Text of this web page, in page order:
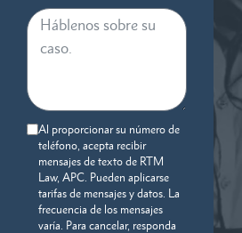
Al proporcionar su número de
teléfono, acepta recibir
mensajes de texto de RTM
Law, APC. Pueden aplicarse
tarifas de mensajes y datos. La
frecuencia de los mensajes
varía. Para cancelar, responda